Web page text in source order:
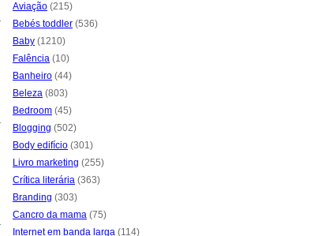
Aviação (215)
Bebés toddler (536)
Baby (1210)
Falência (10)
Banheiro (44)
Beleza (803)
Bedroom (45)
Blogging (502)
Body edifício (301)
Livro marketing (255)
Crítica literária (363)
Branding (303)
Cancro da mama (75)
Internet em banda larga (114)